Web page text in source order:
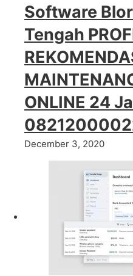
Software
Tengah
ONLINE 24
December 3, 2020